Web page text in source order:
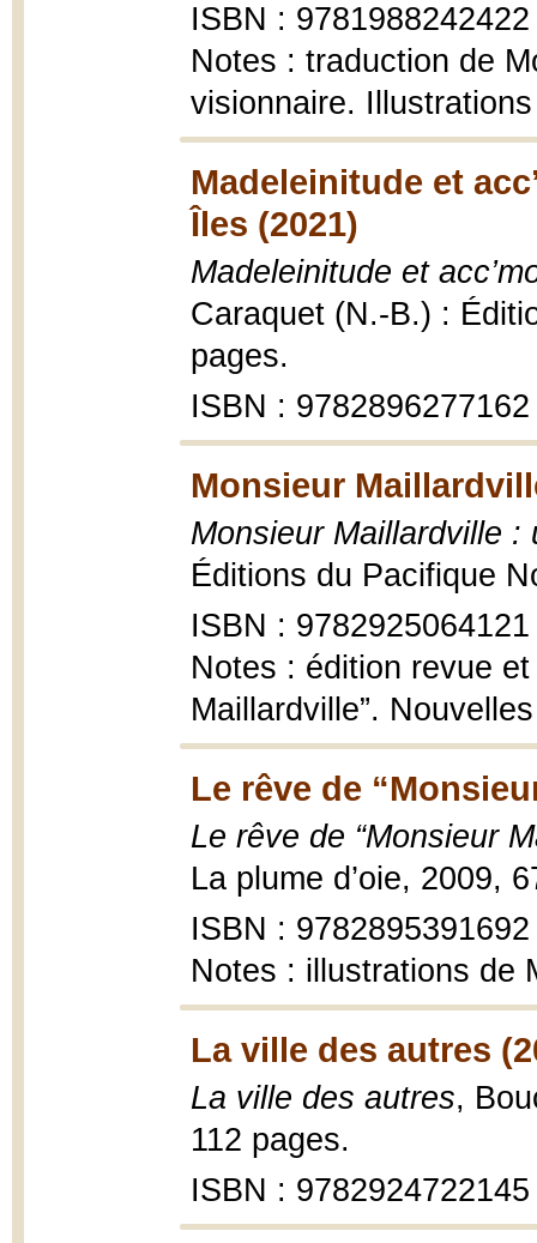
ISBN : 9781988242422
Notes : traduction de
visionnaire.
Madeleinitude et
Îles (2021)
Madeleinitude et
Caraquet (N.-B.) :
pages.
ISBN : 9782896277162
Monsieur
Monsieur Maillardville :
Éditions du Pacifique
ISBN : 9782925064121
Notes : édition revue
Maillardville”.
Le rêve de
Le rêve de “Monsieur
La plume d’oie, 2009,
ISBN : 9782895391692
Notes : illustrations de
La ville des autres
La ville des autres,
112 pages.
ISBN : 9782924722145